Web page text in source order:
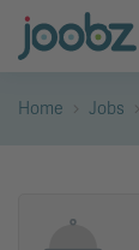
Home Jobs